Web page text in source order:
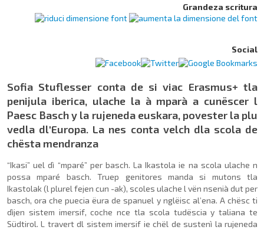
Grandeza scritura
Social
Sofia Stuflesser conta de si viac Erasmus+ tla
penijula iberica, ulache la à mparà a cunëscer l
Paesc Basch y la rujeneda euskara, povester la plu
vedla dl'Europa. La nes conta velch dla scola de
chësta mendranza
“Ikasi” uel dì “mparé” per basch. La Ikastola ie na scola ulache n
possa mparé basch. Truep genitores manda si mutons tla
Ikastolak (l plurel fejen cun -ak), scoles ulache l vën nsenià dut per
basch, ora che puecia ëura de spanuel y nglëisc al’ena. A chësc ti
dìjen sistem imersif, coche nce tla scola tudëscia y taliana te
Südtirol. L travert dl sistem imersif ie chël de sustenì la rujeneda